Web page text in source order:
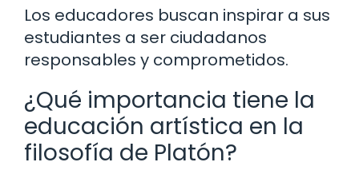
Los educadores buscan inspirar a sus
estudiantes a ser ciudadanos
responsables y comprometidos.
¿Qué importancia tiene la
educación artística en la
filosofía de Platón?